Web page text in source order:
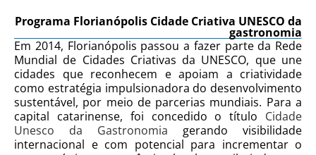
Programa Florianópolis Cidade Criativa UNESCO da
gastronomia
Em 2014, Florianópolis passou a fazer parte da Rede
Mundial de Cidades Criativas da UNESCO, que une
cidades que reconhecem e apoiam a criatividade
como estratégia impulsionadora do desenvolvimento
sustentável, por meio de parcerias mundiais. Para a
capital catarinense, foi concedido o título Cidade
Unesco da Gastronomia gerando visibilidade
internacional e com potencial para incrementar o